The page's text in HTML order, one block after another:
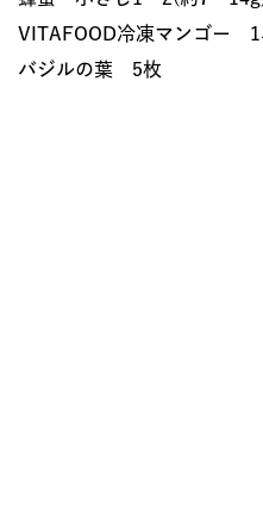
VITAFOOD冷凍マンゴー 1
バジルの葉 5枚